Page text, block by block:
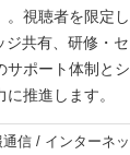
。視聴者を限定
共有、研修・セ
ポート体制と
推進します。
通信 / インターネ